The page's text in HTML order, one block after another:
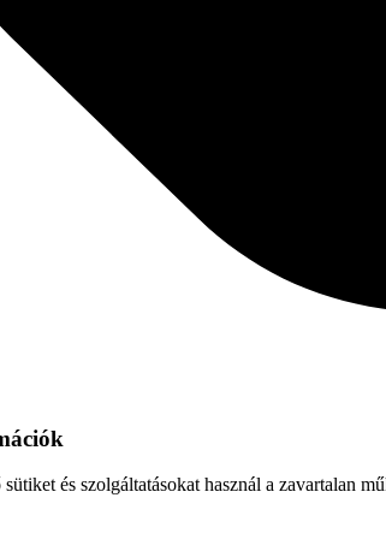
és szolgáltatásokat használ a zavartalan